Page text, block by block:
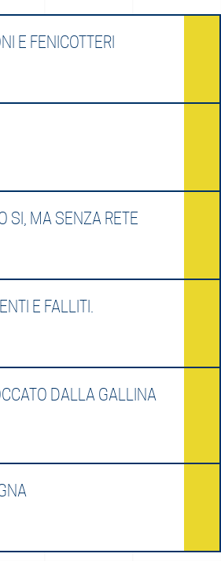
E FENICOTTERI
SI, MA SENZA RETE
E FALLITI.
DALLA GALLINA